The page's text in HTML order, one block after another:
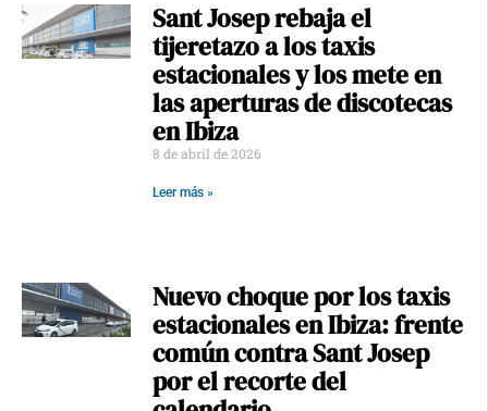
Sant Josep rebaja el
tijeretazo a los taxis
estacionales y los mete en
las aperturas de discotecas
en Ibiza
8 de abril de 2026
Leer más »
Nuevo choque por los taxis
estacionales en Ibiza: frente
común contra Sant Josep
por el recorte del